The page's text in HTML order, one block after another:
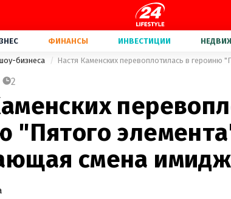
ФИНАНСЫ ИНВЕСТИЦИИ
бизнеса
2
"Пятого
смена